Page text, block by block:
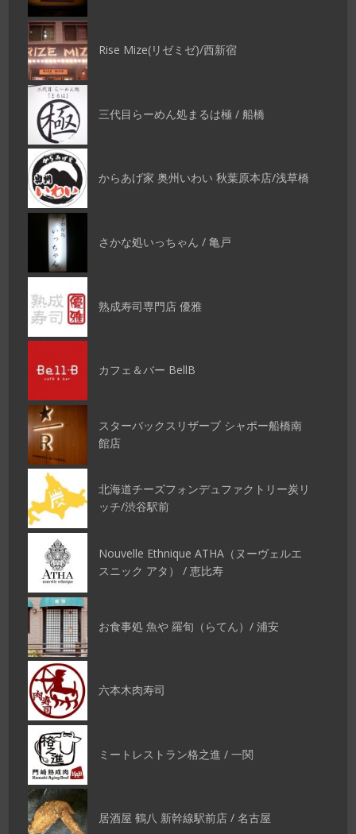
Rise Mize(リゼミゼ)/西新宿
三代目らーめん処まるは極 / 船橋
からあげ家 奥州いわい 秋葉原本店/浅草橋
さかな処いっちゃん / 亀戸
熟成寿司専門店 優雅
カフェ＆バー BellB
スターバックスリザーブ シャポー船橋南
館店
北海道チーズフォンデュファクトリー炭リ
ッチ/渋谷駅前
Nouvelle Ethnique ATHA（ヌーヴェルエ
スニック アタ） / 恵比寿
お食事処 魚や 羅旬（らてん）/ 浦安
六本木肉寿司
ミートレストラン格之進 / 一関
居酒屋 鶴八 新幹線駅前店 / 名古屋